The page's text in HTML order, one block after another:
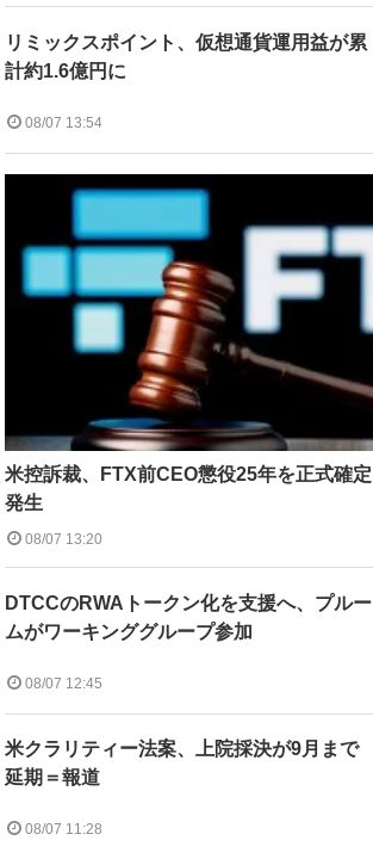
リミックスポイント、仮想通貨運用益が累
計約1.6億円に
08/07 13:54
米控訴裁、FTX前CEO懲役25年を正式確
発生
08/07 13:20
DTCCのRWAトークン化を支援へ、プルー
ムがワーキンググループ参加
08/07 12:45
米クラリティー法案、上院採決が9月まで
延期＝報道
08/07 11:28